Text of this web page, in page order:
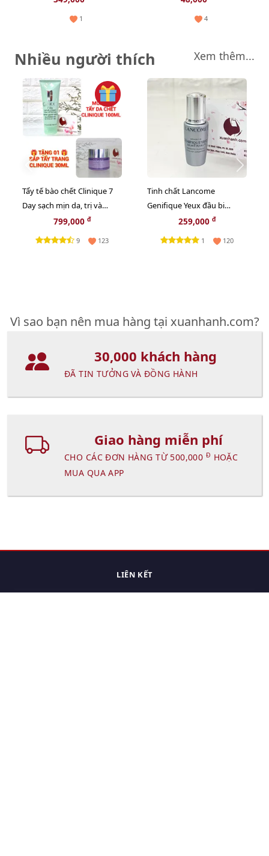
1 4
Nhiều người thích Xem thêm...
Tẩy tế bào chết Clinique 7
Day sạch mịn da, trị và
ngừa mụn cám, 100ml -
TẶNG 1 SÁP TẨY TRANG
799,000 đ
9 123
Tinh chất Lancome
Genifique Yeux đầu bi
massage trẻ hóa vùng mắt,
259,000 đ
1 120
Vì sao bạn nên mua hàng tại xuanhanh.com?
30,000 khách hàng
ĐÃ TIN TƯỞNG VÀ ĐỒNG HÀNH
Giao hàng miễn phí
CHO CÁC ĐƠN HÀNG TỪ 500,000 Đ HOẶC
MUA QUA APP
LIÊN KẾT